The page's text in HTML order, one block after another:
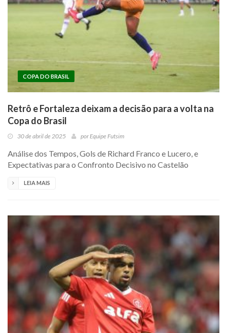
COPA DO BRASIL
Retrô e Fortaleza deixam a decisão para a volta na
Copa do Brasil
30 de abril de 2025 porEquipe Futsim
Análise dos Tempos, Gols de Richard Franco e Lucero, e
Expectativas para o Confronto Decisivo no Castelão
LEIA MAIS